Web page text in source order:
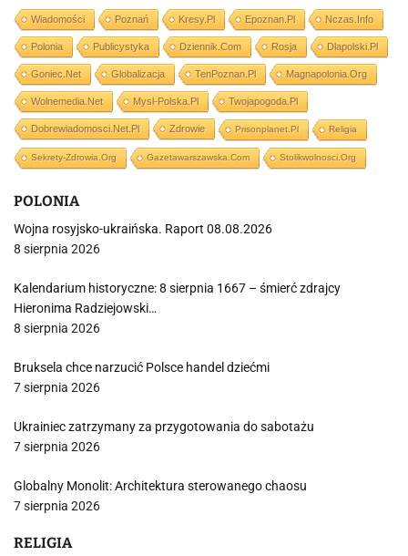
Wiadomości Poznań Kresy.pl Epoznan.pl Nczas.info
Polonia Publicystyka Dziennik.com Rosja Dlapolski.pl
Goniec.net Globalizacja TenPoznan.pl Magnapolonia.org
Wolnemedia.net Mysl-Polska.pl Twojapogoda.pl
Dobrewiadomosci.net.pl Zdrowie Prisonplanet.pl Religia
Sekrety-Zdrowia.org Gazetawarszawska.com Stolikwolnosci.org
POLONIA
Wojna rosyjsko-ukraińska. Raport 08.08.2026
8 sierpnia 2026
Kalendarium historyczne: 8 sierpnia 1667 – śmierć zdrajcy
Hieronima Radziejowski…
8 sierpnia 2026
Bruksela chce narzucić Polsce handel dziećmi
7 sierpnia 2026
Ukrainiec zatrzymany za przygotowania do sabotażu
7 sierpnia 2026
Globalny Monolit: Architektura sterowanego chaosu
7 sierpnia 2026
RELIGIA